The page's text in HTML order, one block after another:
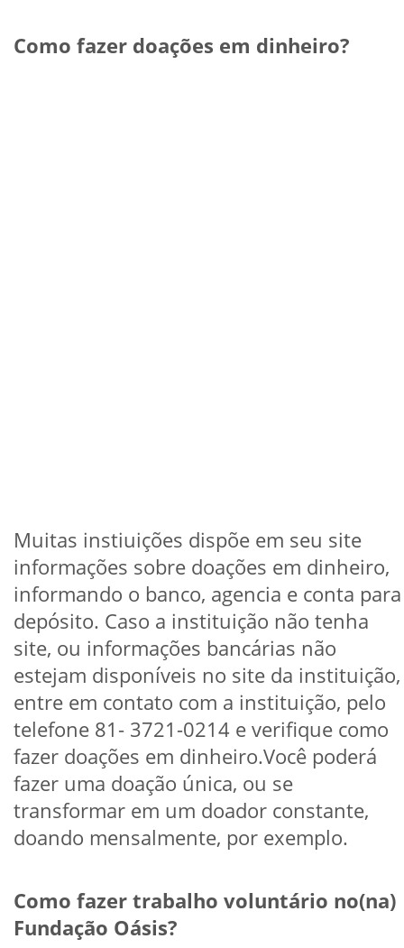
Como fazer doações em dinheiro?
Muitas instiuições dispõe em seu site
informações sobre doações em dinheiro,
informando o banco, agencia e conta para
depósito. Caso a instituição não tenha
site, ou informações bancárias não
estejam disponíveis no site da instituição,
entre em contato com a instituição, pelo
telefone 81- 3721-0214 e verifique como
fazer doações em dinheiro.Você poderá
fazer uma doação única, ou se
transformar em um doador constante,
doando mensalmente, por exemplo.
Como fazer trabalho voluntário no(na)
Fundação Oásis?